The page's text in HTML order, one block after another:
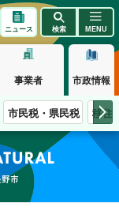
ニュース 検索 MENU
事業者 市政情報
市民税・県民税 移住
長野市